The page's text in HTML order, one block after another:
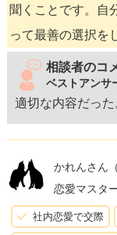
聞くことです。自
って最善の選択を
相談者のコ
ベストアンサ
適切な内容だった
かれんさん
恋愛マスタ
社内恋愛で交際